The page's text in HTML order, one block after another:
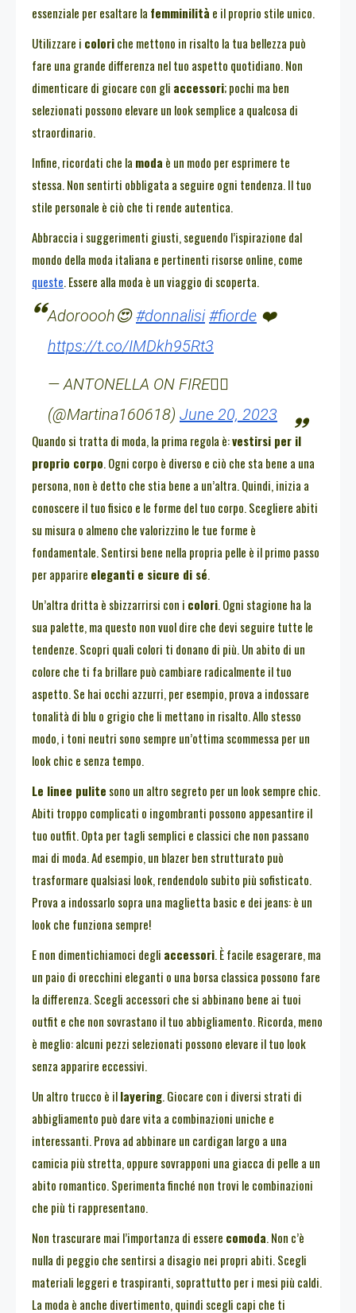
essenziale per esaltare la femminilità e il proprio stile unico.
Utilizzare i coloriche mettono in risalto la tua bellezza può
fare una grande differenza nel tuo aspetto quotidiano. Non
dimenticare di giocare con gli accessori; pochi ma ben
selezionati possono elevare un look semplice a qualcosa di
straordinario.
Infine, ricordati che la moda è un modo per esprimere te
stessa. Non sentirti obbligata a seguire ogni tendenza. Il tuo
stile personale è ciò che ti rende autentica.
Abbraccia i suggerimenti giusti, seguendo l’ispirazione dal
mondo della moda italiana e pertinenti risorse online, come
queste. Essere alla moda è un viaggio di scoperta.
Adoroooh😍#donnalisi #fiorde ❤️
https://t.co/IMDkh95Rt3
— ANTONELLA ON FIRE❤️‍🔥
(@Martina160618) June 20, 2023
Quando si tratta di moda, la prima regola è:vestirsi per il
proprio corpo. Ogni corpo è diverso e ciò che sta bene a una
persona, non è detto che stia bene a un’altra. Quindi, inizia a
conoscere il tuo fisico e le forme del tuo corpo. Scegliere abiti
su misura o almeno che valorizzino le tue forme è
fondamentale. Sentirsi bene nella propria pelle è il primo passo
per apparire eleganti e sicure di sé.
Un’altra dritta è sbizzarrirsi con i colori. Ogni stagione ha la
sua palette, ma questo non vuol dire che devi seguire tutte le
tendenze. Scopri quali colori ti donano di più. Un abito di un
colore che ti fa brillare può cambiare radicalmente il tuo
aspetto. Se hai occhi azzurri, per esempio, prova a indossare
tonalità di blu o grigio che li mettano in risalto. Allo stesso
modo, i toni neutri sono sempre un’ottima scommessa per un
look chic e senza tempo.
Le linee pulite sono un altro segreto per un look sempre chic.
Abiti troppo complicati o ingombranti possono appesantire il
tuo outfit. Opta per tagli semplici e classici che non passano
mai di moda. Ad esempio, un blazer ben strutturato può
trasformare qualsiasi look, rendendolo subito più sofisticato.
Prova a indossarlo sopra una maglietta basic e dei jeans: è un
look che funziona sempre!
E non dimentichiamoci degli accessori. È facile esagerare, ma
un paio di orecchini eleganti o una borsa classica possono fare
la differenza. Scegli accessori che si abbinano bene ai tuoi
outfit e che non sovrastano il tuo abbigliamento. Ricorda, meno
è meglio: alcuni pezzi selezionati possono elevare il tuo look
senza apparire eccessivi.
Un altro trucco è illayering. Giocare con i diversi strati di
abbigliamento può dare vita a combinazioni uniche e
interessanti. Prova ad abbinare un cardigan largo a una
camicia più stretta, oppure sovrapponi una giacca di pelle a un
abito romantico. Sperimenta finché non trovi le combinazioni
che più ti rappresentano.
Non trascurare mai l’importanza di essere comoda. Non c’è
nulla di peggio che sentirsi a disagio nei propri abiti. Scegli
materiali leggeri e traspiranti, soprattutto per i mesi più caldi.
La moda è anche divertimento, quindi scegli capi che ti